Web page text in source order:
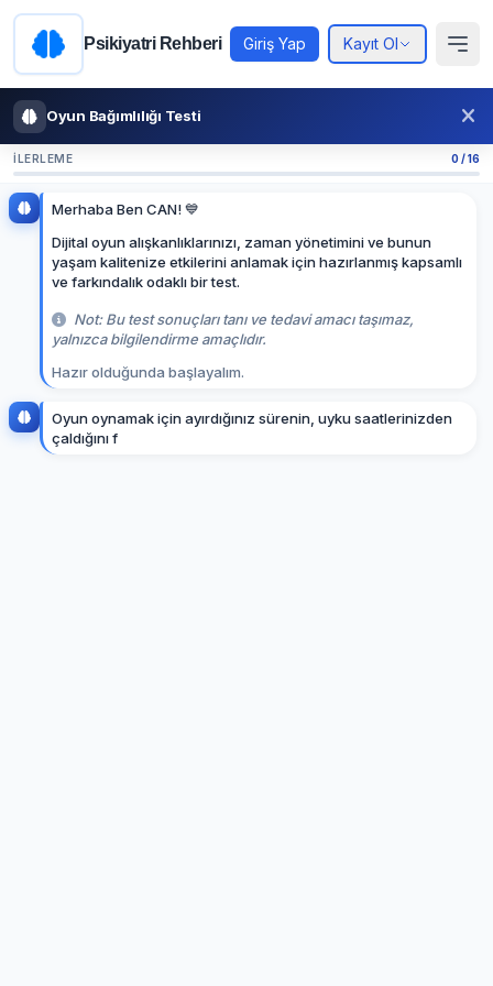
Psikiyatri Rehberi Giriş Yap Kayıt Ol
Oyun Bağımlılığı Testi
İLERLEME 0 / 16
Merhaba Ben CAN! 💙
Dijital oyun alışkanlıklarınızı, zaman yönetimini ve bunun
yaşam kalitenize etkilerini anlamak için hazırlanmış kapsamlı
ve farkındalık odaklı bir test.
Not: Bu test sonuçları tanı ve tedavi amacı taşımaz,
yalnızca bilgilendirme amaçlıdır.
Hazır olduğunda başlayalım.
Oyunoynamakiçinayırdığınız sürenin uykusaatlerinizden
çaldığınıf